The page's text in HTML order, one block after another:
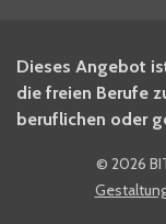
Dieses Angebot
die freien Berufe
beruflichen oder
© 2026